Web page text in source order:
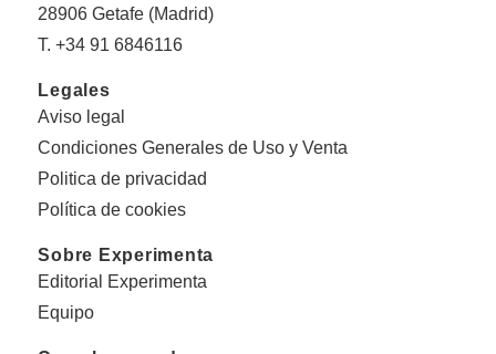
28906 Getafe (Madrid)
T. +34 91 6846116
Legales
Aviso legal
Condiciones Generales de Uso y Venta
Politica de privacidad
Política de cookies
Sobre Experimenta
Editorial Experimenta
Equipo